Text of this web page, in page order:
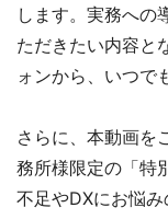
します。実務への
ただきたい内容と
ォンから、いつで
さらに、本動画を
務所様限定の「特
不足やDXにお悩